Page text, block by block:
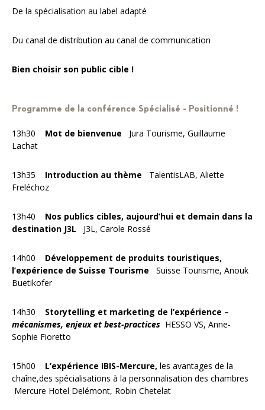
De la spécialisation au label adapté
Du canal de distribution au canal de communication
Bien choisir son public cible !
Programme de la conférence Spécialisé - Positionné !
13h30 Mot de bienvenue Jura Tourisme, Guillaume
Lachat
13h35 Introduction au thème
TalentisLAB, Aliette
Freléchoz
13h40 Nos publics cibles, aujourd’hui et demain dans la
destination J3L J3L, Carole Rossé
14h00 Développement de produits touristiques,
l’expérience de Suisse Tourisme Suisse Tourisme, Anouk
Buetikofer
14h30 Storytelling et marketing de l’expérience –
mécanismes, enjeux et best-practices HESSO VS, Anne-
Sophie Fioretto
15h00 L’expérience IBIS-Mercure, les avantages de la
chaîne,des spécialisations à la personnalisation des chambres
Mercure Hotel Delémont, Robin Chetelat